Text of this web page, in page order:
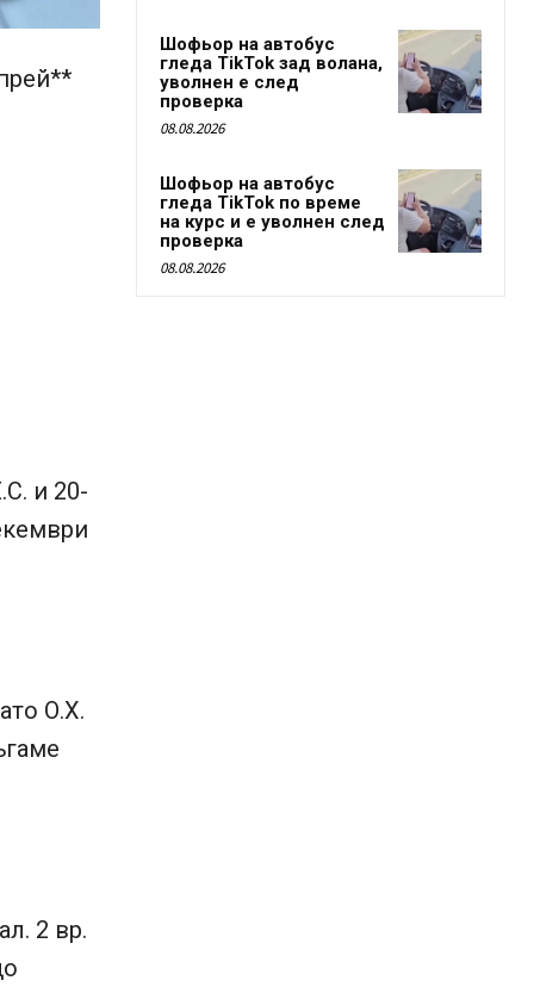
и 20-
О.Х.
2 вр.
Шофьор на автобус
гледа TikTok зад волана,
уволнен е след
проверка
08.08.2026
Шофьор на автобус
гледа TikTok по време
на курс и е уволнен след
проверка
08.08.2026